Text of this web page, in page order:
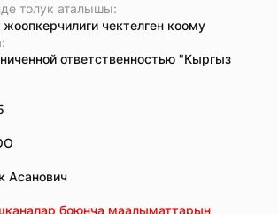
толук аталышы:
чектелген коому
ответственностью "Кыргыз
Асанович
боюнча маалыматтарын